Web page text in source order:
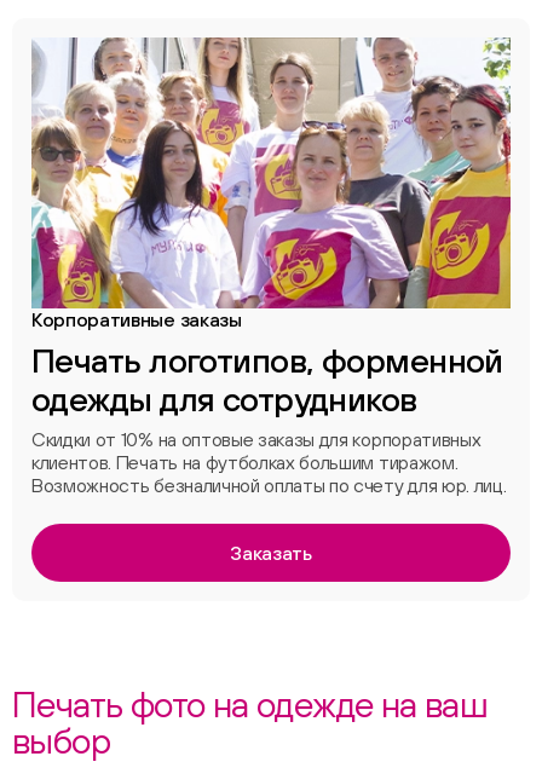
Корпоративные заказы
Печать логотипов, форменной
одежды для сотрудников
Скидки от 10% на оптовые заказы для корпоративных
клиентов. Печать на футболках большим тиражом.
Возможность безналичной оплаты по счету для юр. лиц.
Заказать
Печать фото на одежде на ваш
выбор